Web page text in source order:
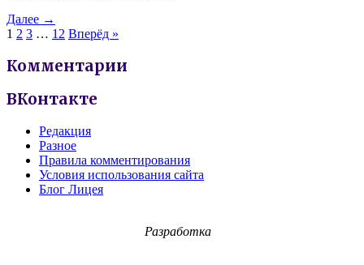
Далее →
1 2 3 … 12 Вперёд »
Комментарии
ВКонтакте
Редакция
Разное
Правила комментирования
Условия использования сайта
Блог Лицея
Разработка